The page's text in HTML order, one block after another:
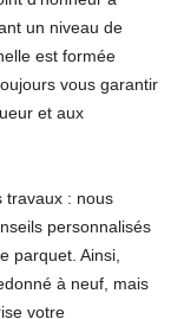
un niveau de
est formée
vous garantir
et aux
travaux : nous
personnalisés
parquet. Ainsi,
à neuf, mais
votre